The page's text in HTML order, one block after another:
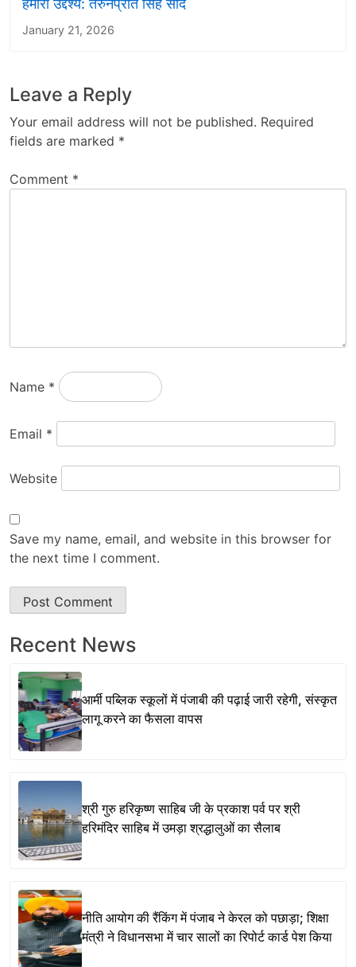
हमारा उद्देश्य: तरुनप्रीत सिंह सौंद
January 21, 2026
Leave a Reply
Your email address will not be published. Required
fields are marked *
Comment *
Name *
Email *
Website
Save my name, email, and website in this browser for
the next time I comment.
Recent News
आर्मी पब्लिक स्कूलों में पंजाबी की पढ़ाई जारी रहेगी, संस्कृत
लागू करने का फैसला वापस
श्री गुरु हरिकृष्ण साहिब जी के प्रकाश पर्व पर श्री
हरिमंदिर साहिब में उमड़ा श्रद्धालुओं का सैलाब
नीति आयोग की रैंकिंग में पंजाब ने केरल को पछाड़ा; शिक्षा
मंत्री ने विधानसभा में चार सालों का रिपोर्ट कार्ड पेश किया